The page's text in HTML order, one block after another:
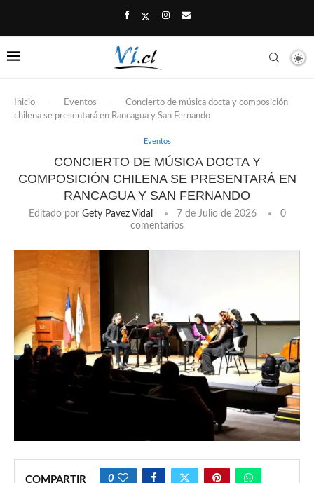
Inicio - Eventos -
Concierto de música docta y composición
chilena se presentará en Rancagua y San Fernando
Eventos
CONCIERTO DE MÚSICA DOCTA Y
COMPOSICIÓN CHILENA SE PRESENTARÁ EN
RANCAGUA Y SAN FERNANDO
Editado por Gety Pavez Vidal 7 de Julio de 2026
0
comentarios
COMPARTIR 0